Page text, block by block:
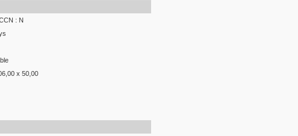
: N
x 50,00